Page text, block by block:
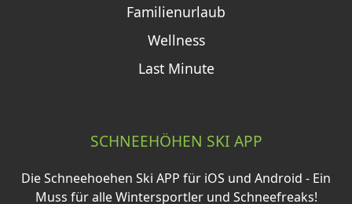
Familienurlaub
Wellness
Last Minute
SCHNEEHÖHEN SKI APP
Die Schneehoehen Ski APP für iOS und Android - Ein
Muss für alle Wintersportler und Schneefreaks!